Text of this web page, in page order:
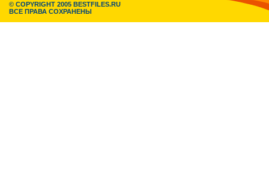
© COPYRIGHT 2005 BESTFILES.RU
ВСЕ ПРАВА СОХРАНЕНЫ